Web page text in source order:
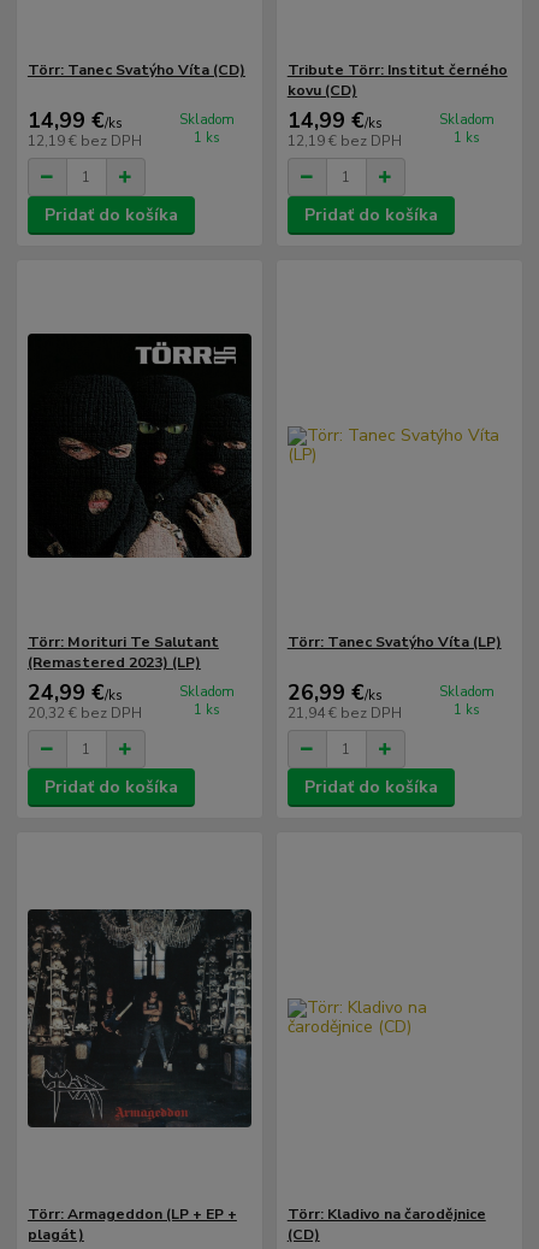
Törr: Tanec Svatýho Víta (CD)
14,99 €/ks
12,19 € bez DPH
Skladom
1 ks
Pridať do košíka
Tribute Törr: Institut černého
kovu (CD)
14,99 €/ks
12,19 € bez DPH
Skladom
1 ks
Pridať do košíka
Törr: Morituri Te Salutant
(Remastered 2023) (LP)
24,99 €/ks
20,32 € bez DPH
Skladom
1 ks
Pridať do košíka
Törr: Tanec Svatýho Víta (LP)
26,99 €/ks
21,94 € bez DPH
Skladom
1 ks
Pridať do košíka
Törr: Armageddon (LP + EP +
plagát)
Törr: Kladivo na čarodějnice
(CD)